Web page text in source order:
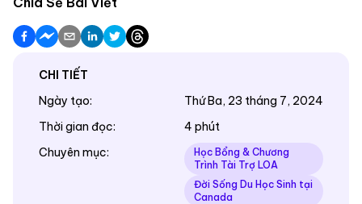
CHI TIẾT
Ngày tạo:
Thứ Ba, 23 tháng 7, 2024
Thời gian đọc:
4 phút
Chuyên mục:
Học Bổng & Chương
Trình Tài Trợ LOA
Đời Sống Du Học Sinh tại
Canada